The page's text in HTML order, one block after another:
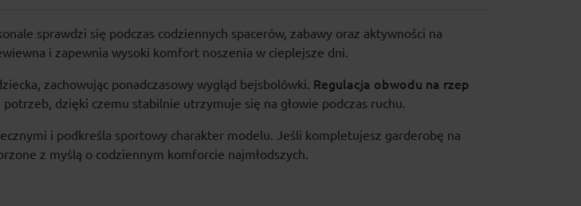
sprawdzi się podczas codziennych spacerów, zabawy oraz aktywności na
i zapewnia wysoki komfort noszenia w cieplejsze dni.
zachowując ponadczasowy wygląd bejsbolówki. Regulacja obwodu na rzep
dzięki czemu stabilnie utrzymuje się na głowie podczas ruchu.
i podkreśla sportowy charakter modelu. Jeśli kompletujesz garderobę na
z myślą o codziennym komforcie najmłodszych.